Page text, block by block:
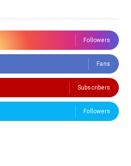
Followers
Fans
Subscribers
Followers